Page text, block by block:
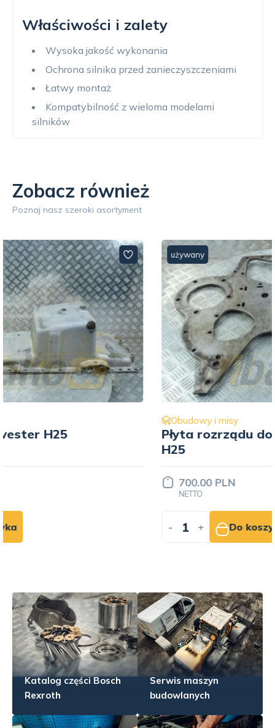
Właściwości i zalety
Wysoka jakość wykonania
Ochrona silnika przed zanieczyszczeniami
Łatwy montaż
Kompatybilność z wieloma modelami
silników
Zobacz również
Poznaj nasz szeroki asortyment
używany
Płyta rozrządu do silnika Harvester
Katalog części Bosch
Rexroth
Serwis maszyn
budowlanych